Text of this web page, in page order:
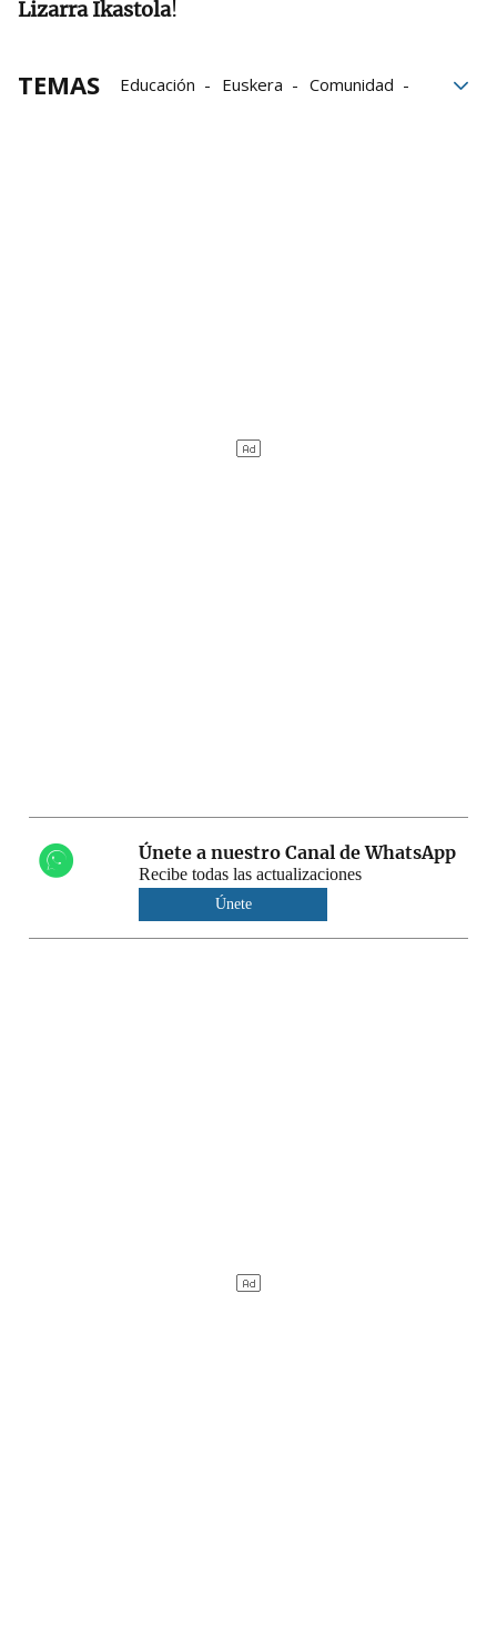
Lizarra Ikastola!
TEMAS Educación Euskera
Comunidad
Únete a nuestro Canal de WhatsApp
Recibe todas las actualizaciones
Únete